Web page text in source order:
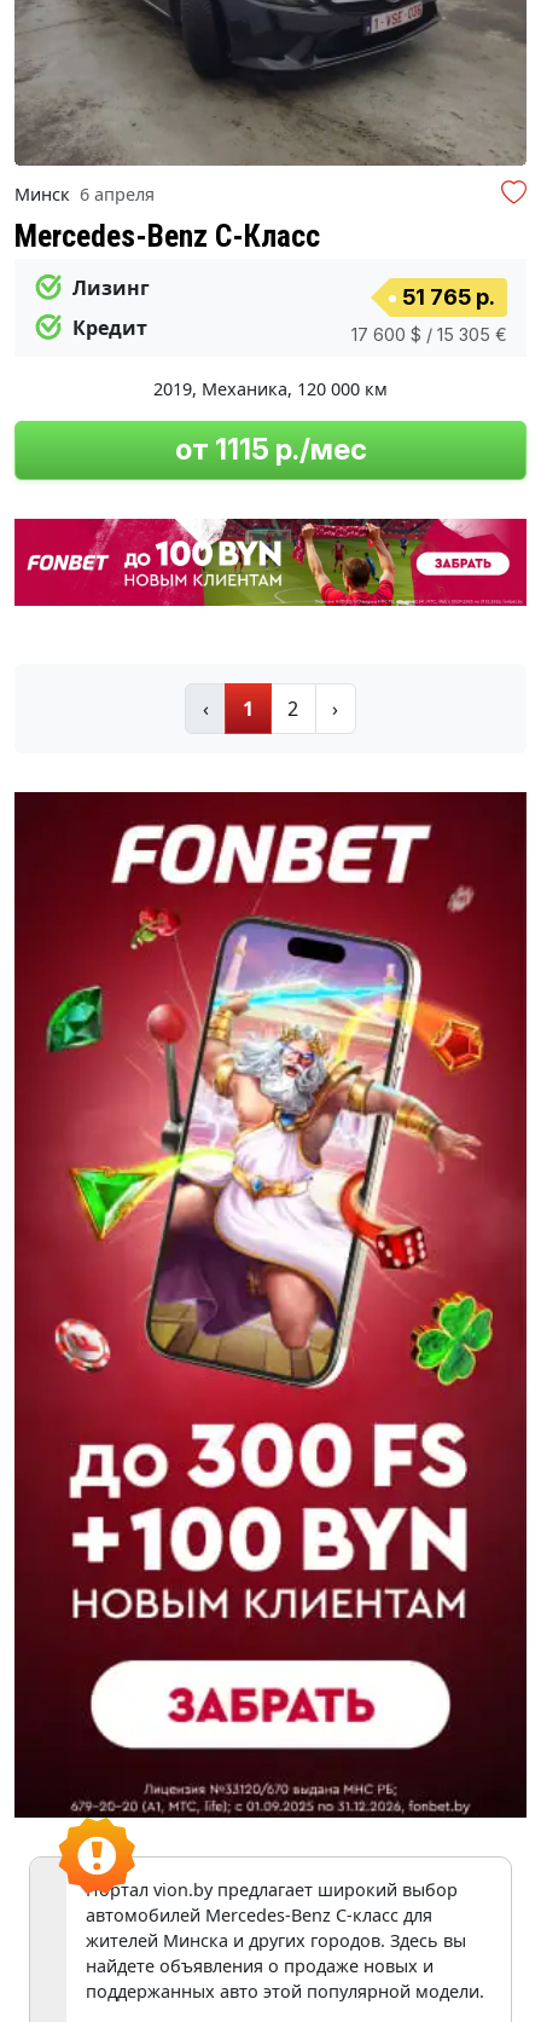
Минск 6 апреля
Mercedes-Benz C-Класс
Лизинг
Кредит
51 765 р.
17 600 $ / 15 305 €
2019, Механика, 120 000 км
от 1115 р./мес
‹ 1 2 ›
Портал vion.by предлагает широкий выбор
автомобилей Mercedes-Benz C-класс для
жителей Минска и других городов. Здесь вы
найдете объявления о продаже новых и
поддержанных авто этой популярной модели.